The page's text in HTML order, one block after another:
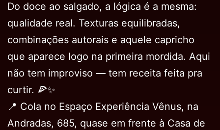
Do doce ao salgado, a lógica é a mesma:
qualidade real. Texturas equilibradas,
combinações autorais e aquele capricho
que aparece logo na primeira mordida. Aqui
não tem improviso — tem receita feita pra
curtir. 🍕✨
📍 Cola no Espaço Experiência Vênus, na
Andradas, 685, quase em frente à Casa de